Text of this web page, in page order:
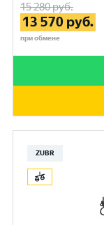
15 280руб.
13 570 руб.
при обмене
ZUBR